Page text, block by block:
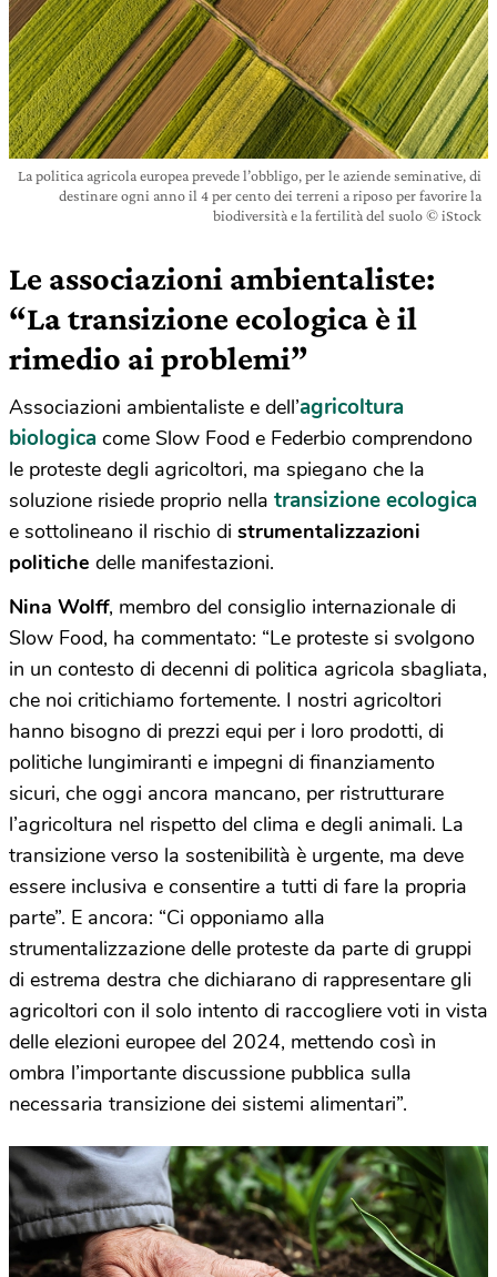
La politica agricola europea prevede l’obbligo, per le aziende seminative, di
destinare ogni anno il 4 per cento dei terreni a riposo per favorire la
biodiversità e la fertilità del suolo © iStock
Le associazioni ambientaliste:
“La transizione ecologica è il
rimedio ai problemi”
Associazioni ambientaliste e dell’agricoltura
biologica come Slow Food e Federbio comprendono
le proteste degli agricoltori, ma spiegano che la
soluzione risiede proprio nella transizione ecologica
e sottolineano il rischio di strumentalizzazioni
politiche delle manifestazioni.
Nina Wolff, membro del consiglio internazionale di
Slow Food, ha commentato: “Le proteste si svolgono
in un contesto di decenni di politica agricola sbagliata,
che noi critichiamo fortemente. I nostri agricoltori
hanno bisogno di prezzi equi per i loro prodotti, di
politiche lungimiranti e impegni di finanziamento
sicuri, che oggi ancora mancano, per ristrutturare
l’agricoltura nel rispetto del clima e degli animali. La
transizione verso la sostenibilità è urgente, ma deve
essere inclusiva e consentire a tutti di fare la propria
parte”. E ancora: “Ci opponiamo alla
strumentalizzazione delle proteste da parte di gruppi
di estrema destra che dichiarano di rappresentare gli
agricoltori con il solo intento di raccogliere voti in vista
delle elezioni europee del 2024, mettendo così in
ombra l’importante discussione pubblica sulla
necessaria transizione dei sistemi alimentari”.